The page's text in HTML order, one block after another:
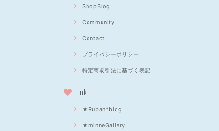
ShopBlog
Community
Contact
プライバシーポリシー
特定商取引法に基づく表記
Link
★Ruban*blog
★minneGallery